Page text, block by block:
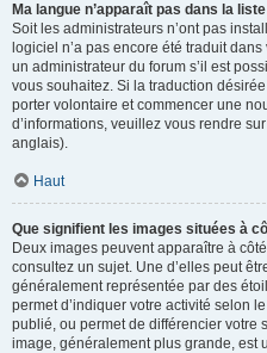
Ma langue n’apparaît pas dans la
Soit les administrateurs n’ont pas
logiciel n’a pas encore été traduit
un administrateur du forum s’il est
vous souhaitez. Si la traduction
porter volontaire et commencer une
d’informations, veuillez vous rendre sur
anglais).
Haut
Que signifient les images situées à
Deux images peuvent apparaître à
consultez un sujet. Une d’elles peut
généralement représentée par des
permet d’indiquer votre activité selon
publié, ou permet de différencier votre
image, généralement plus grande, est